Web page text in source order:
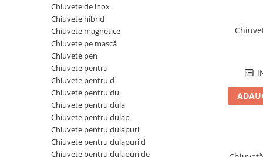
Baterii dus
Baterii cada
Sisteme de dus
Seturi de dus
Sisteme de dus incastrate
Coloane de dus
Brate si palarii de dus
Pare, furtunuri si accesorii dus
Module de dus incastrate
Rezervoare wc
Aditivi microciment
Protectia microcimentului
Chiuvete de inox
Chiuvete hibrid
Chiuvete magnetice
Chiuvete pe mască
Chiuvete pen
Chiuvete pentru
Chiuvete pentru d
Chiuvete pentru du
Chiuvete pentru dula
Chiuvete pentru dulap
Chiuvete pentru dulapuri
Chiuvete pentru dulapuri d
Chiuvete pentru dulapuri de